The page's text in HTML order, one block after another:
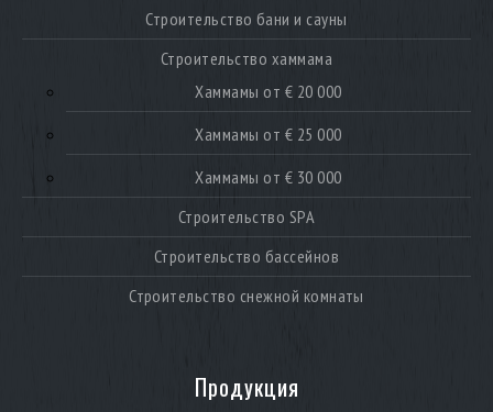
Строительство бани и сауны
Строительство хаммама
Хаммамы от € 20 000
Хаммамы от € 25 000
Хаммамы от € 30 000
Строительство SPA
Строительство бассейнов
Строительство снежной комнаты
Продукция